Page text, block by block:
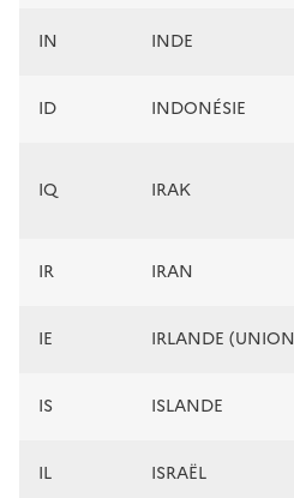
IN INDE
ID INDONÉSIE
IQ IRAK
IR IRAN
IE IRLANDE
IS ISLANDE
IL ISRAËL